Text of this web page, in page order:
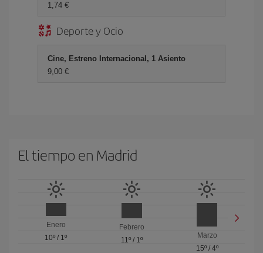
1,74
Deporte y Ocio
Cine, Estreno Internacional, 1 Asiento
9,00
El tiempo en Madrid
Enero
10º / 1º
Febrero
11º/ 1º
Marzo
15º/ 4º